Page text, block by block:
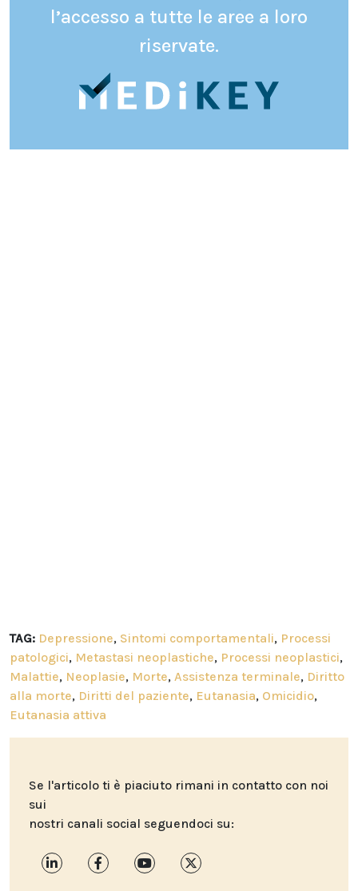
l’accesso a tutte le aree a loro
riservate.
TAG: Depressione, Sintomi comportamentali, Processi
patologici, Metastasi neoplastiche, Processi neoplastici,
Malattie, Neoplasie, Morte, Assistenza terminale, Diritto
alla morte, Diritti del paziente, Eutanasia, Omicidio,
Eutanasia attiva
Se l'articolo ti è piaciuto rimani in contatto con noi
sui
nostri canali social seguendoci su: